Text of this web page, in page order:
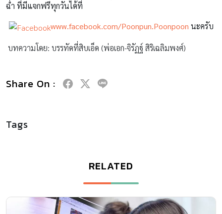
ฉ่ำ ที่มีแจกฟรีทุกวันได้ที่
www.facebook.com/Poonpun.Poonpoon นะครับ
บทความโดย: บรรทัดที่สิบเอ็ด (พ่อเอก-จิรัฏฐ์ สิริเฉลิมพงศ์)
Share On :
Tags
RELATED